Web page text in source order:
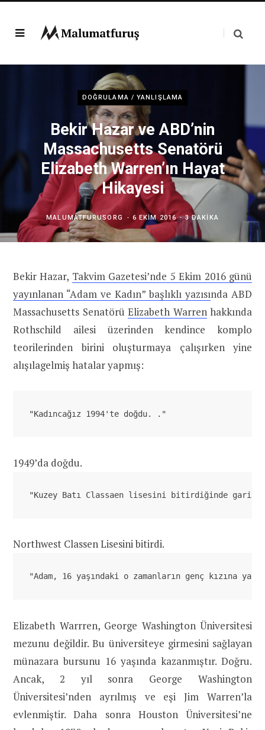
DOĞRULAMA / YANLIŞLAMA
Bekir Hazar ve ABD’nin
Massachusetts Senatörü
Elizabeth Warren’ın Hayat
Hikayesi
MALUMATFURUSORG 6 EKIM 2016 3 DAKIKA
Bekir Hazar, Takvim Gazetesi’nde 5 Ekim 2016 günü
yayınlanan “Adam ve Kadın” başlıklı yazısında ABD
Massachusetts Senatörü Elizabeth Warrenhakkında
Rothschild ailesi üzerinden kendince komplo
teorilerinden birini oluşturmaya çalışırken yine
alışılagelmiş hatalar yapmış:
"Kadıncağız 1994'te doğdu. ."
1949’da doğdu.
"Kuzey Batı Classaen lisesini bitirdiğinde
Northwest Classen Lisesini bitirdi.
"Adam, 16 yaşındaki o zamanların genç kızına
Elizabeth Warrren, George Washington Üniversitesi
mezunu değildir. Bu üniversiteye girmesini sağlayan
münazara bursunu 16 yaşında kazanmıştır. Doğru.
Ancak, 2 yıl sonra George Washington
Üniversitesi’nden ayrılmış ve eşi Jim Warren’la
evlenmiştir. Daha sonra Houston Üniversitesi’ne